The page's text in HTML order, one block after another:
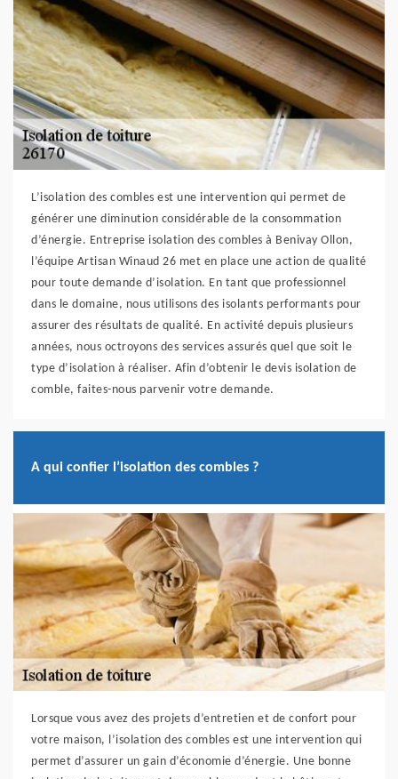
L’isolation des combles est une intervention qui permet de
générer une diminution considérable de la consommation
d’énergie. Entreprise isolation des combles à Benivay Ollon,
l’équipe Artisan Winaud 26 met en place une action de qualité
pour toute demande d’isolation. En tant que professionnel
dans le domaine, nous utilisons des isolants performants pour
assurer des résultats de qualité. En activité depuis plusieurs
années, nous octroyons des services assurés quel que soit le
type d’isolation à réaliser. Afin d’obtenir le devis isolation de
comble, faites-nous parvenir votre demande.
A qui confier l’isolation des combles ?
Lorsque vous avez des projets d’entretien et de confort pour
votre maison, l’isolation des combles est une intervention qui
permet d’assurer un gain d’économie d’énergie. Une bonne